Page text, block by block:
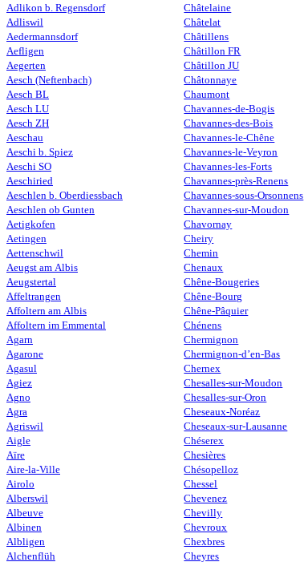
Adlikon b. Regensdorf
Adliswil
Aedermannsdorf
Aefligen
Aegerten
Aesch (Neftenbach)
Aesch BL
Aesch LU
Aesch ZH
Aeschau
Aeschi b. Spiez
Aeschi SO
Aeschiried
Aeschlen b. Oberdiessbach
Aeschlen ob Gunten
Aetigkofen
Aetingen
Aettenschwil
Aeugst am Albis
Aeugstertal
Affeltrangen
Affoltern am Albis
Affoltern im Emmental
Agarn
Agarone
Agasul
Agiez
Agno
Agra
Agriswil
Aigle
Aïre
Aire-la-Ville
Airolo
Alberswil
Albeuve
Albinen
Albligen
Alchenflüh
Châtelaine
Châtelat
Châtillens
Châtillon FR
Châtillon JU
Châtonnaye
Chaumont
Chavannes-de-Bogis
Chavannes-des-Bois
Chavannes-le-Chêne
Chavannes-le-Veyron
Chavannes-les-Forts
Chavannes-près-Renens
Chavannes-sous-Orsonnens
Chavannes-sur-Moudon
Chavornay
Cheiry
Chemin
Chenaux
Chêne-Bougeries
Chêne-Bourg
Chêne-Pâquier
Chénens
Chermignon
Chermignon-d’en-Bas
Chernex
Chesalles-sur-Moudon
Chesalles-sur-Oron
Cheseaux-Noréaz
Cheseaux-sur-Lausanne
Chéserex
Chesières
Chésopelloz
Chessel
Chevenez
Chevilly
Chevroux
Chexbres
Cheyres